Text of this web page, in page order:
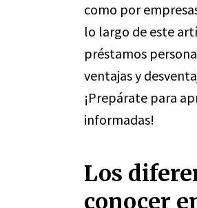
como por
lo largo de este
préstamos
ventajas y
¡Prepárate para
informadas!
Los
conocer